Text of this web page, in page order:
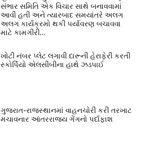
સંભાર સમિતિ એક વિચાર સાથે બનાવવામાં
આવી હતી અને ત્યારબાદ સમયાંતરે અલગ
અલગ કાર્યક્રમો થકી પર્યાવરણ બચાવવા
માટે કામગીરી...
ખોટી નંબર પ્લેટ લગાવી દારૂની હેરાફેરી કરતી
સ્કોર્પિયો એલસીબીના હાથે ઝડપાઈ
ગુજરાત-રાજસ્થાનમાં વાહનચોરી કરી તરખાટ
મચાવનાર આંતરરાજ્ય ગેંગનો પર્દાફાશ